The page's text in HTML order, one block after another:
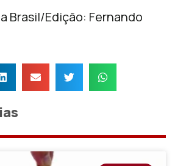
Brasil/Edição: Fernando